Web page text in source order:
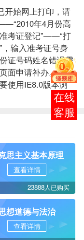
开始网上打印，请
年4月份高
考证登记”——“打
，输入准考证号身
证号码姓名错误需
面申请补办。
使用IE8.0版本浏
思主义基本原理
查看详情
23888人已购买
想道德与法治
查看详情
报考
咨询